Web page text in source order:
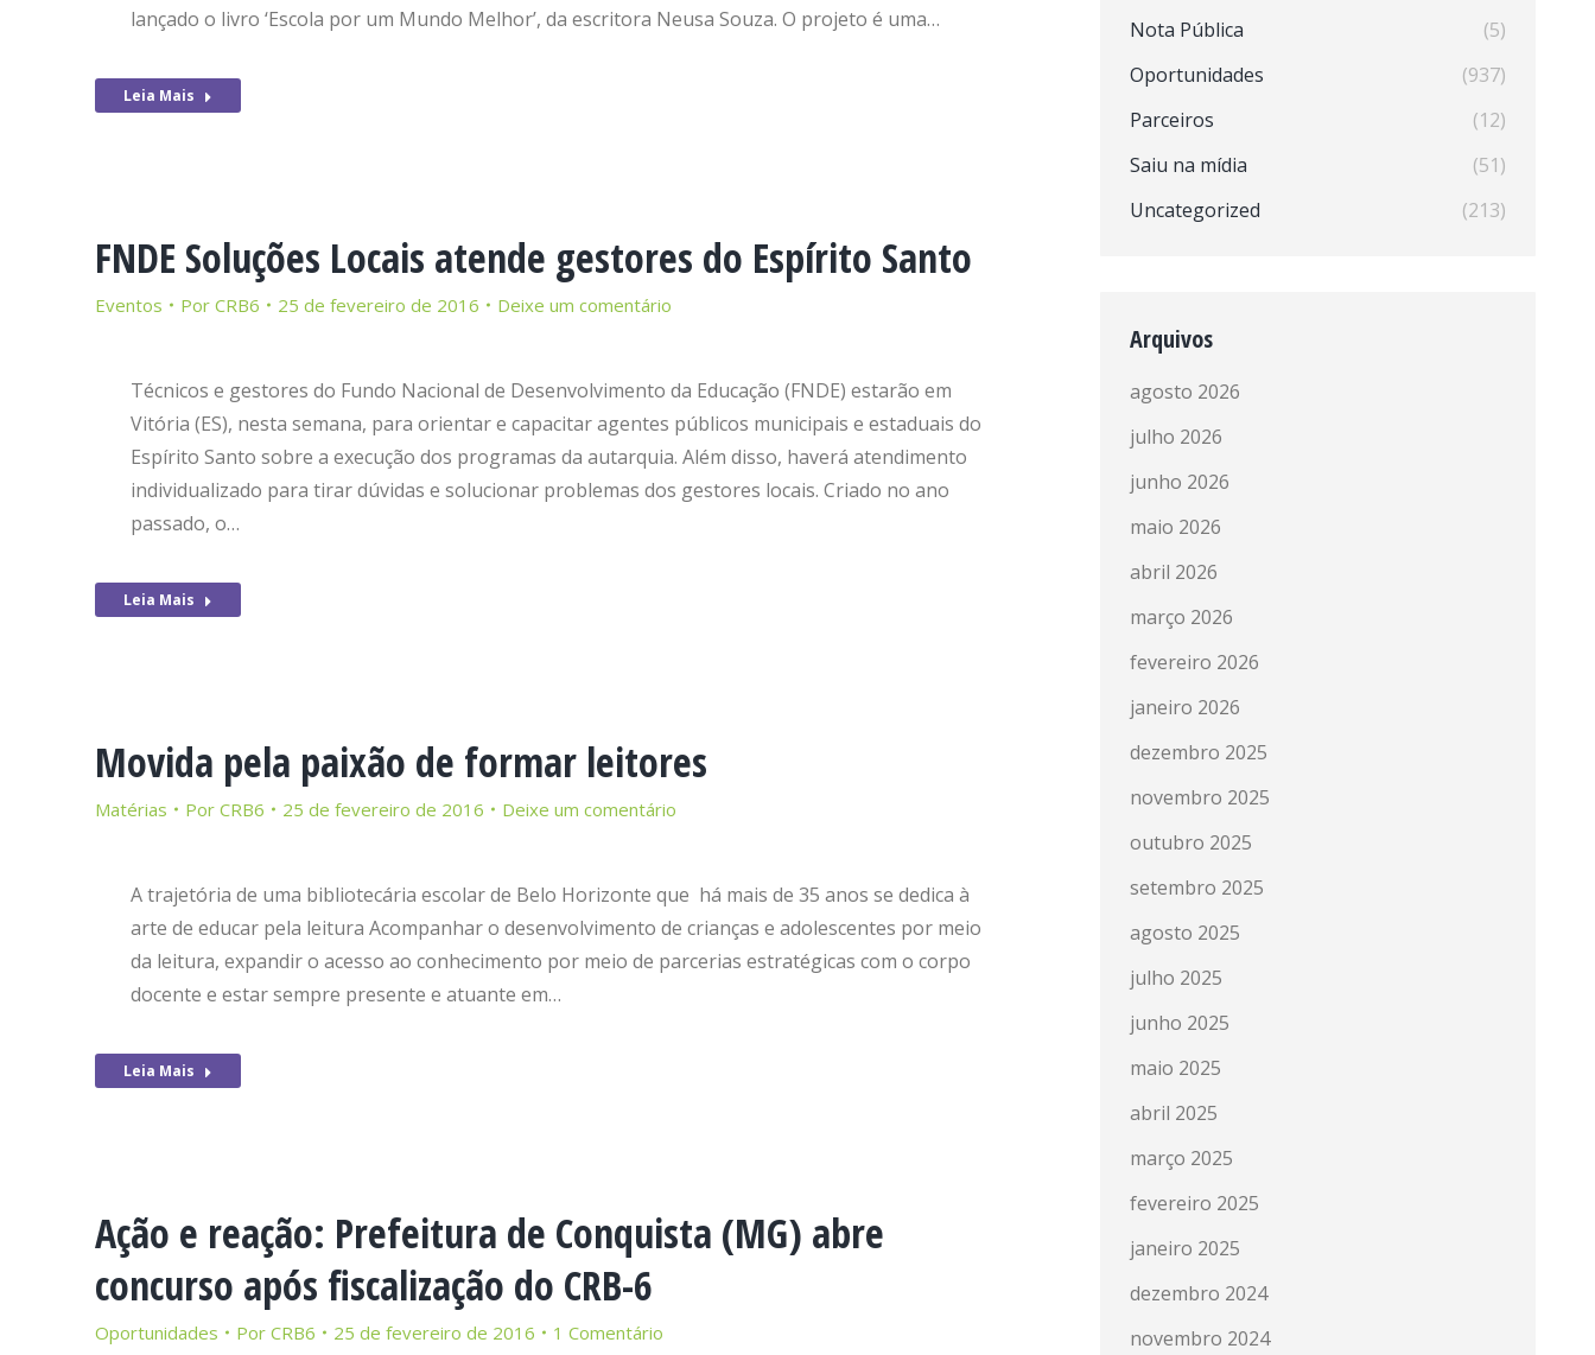
lançado o livro ‘Escola por um Mundo Melhor’, da escritora Neusa Souza. O projeto é uma…
Leia Mais
FNDE Soluções Locais atende gestores do Espírito Santo
Eventos Por CRB6 25 de fevereiro de 2016 Deixe um comentário
Técnicos e gestores do Fundo Nacional de Desenvolvimento da Educação (FNDE) estarão em
Vitória (ES), nesta semana, para orientar e capacitar agentes públicos municipais e estaduais do
Espírito Santo sobre a execução dos programas da autarquia. Além disso, haverá atendimento
individualizado para tirar dúvidas e solucionar problemas dos gestores locais. Criado no ano
passado, o…
Leia Mais
Movida pela paixão de formar leitores
Matérias Por CRB6 25 de fevereiro de 2016 Deixe um comentário
A trajetória de uma bibliotecária escolar de Belo Horizonte que há mais de 35 anos se dedica à
arte de educar pela leitura Acompanhar o desenvolvimento de crianças e adolescentes por meio
da leitura, expandir o acesso ao conhecimento por meio de parcerias estratégicas com o corpo
docente e estar sempre presente e atuante em…
Leia Mais
Ação e reação: Prefeitura de Conquista (MG) abre
concurso após fiscalização do CRB-6
Oportunidades Por CRB6 25 de fevereiro de 2016 1 Comentário
Nota Pública
(5)
Oportunidades
(937)
Parceiros
(12)
Saiu na mídia
(51)
Uncategorized
(213)
Arquivos
agosto 2026
julho 2026
junho 2026
maio 2026
abril 2026
março 2026
fevereiro 2026
janeiro 2026
dezembro 2025
novembro 2025
outubro 2025
setembro 2025
agosto 2025
julho 2025
junho 2025
maio 2025
abril 2025
março 2025
fevereiro 2025
janeiro 2025
dezembro 2024
novembro 2024